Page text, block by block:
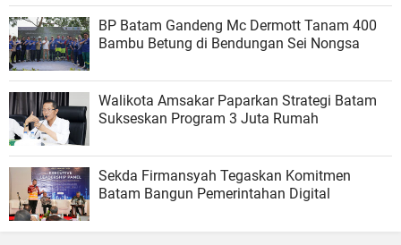
BP Batam Gandeng Mc Dermott Tanam 400
Bambu Betung di Bendungan Sei Nongsa
Walikota Amsakar Paparkan Strategi Batam
Sukseskan Program 3 Juta Rumah
Sekda Firmansyah Tegaskan Komitmen
Batam Bangun Pemerintahan Digital